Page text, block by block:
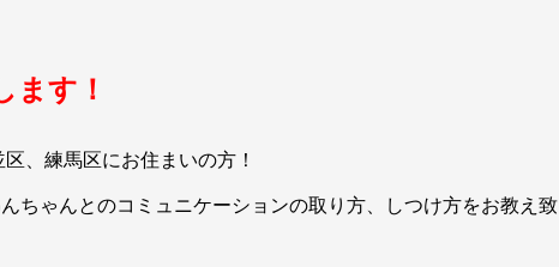
ます！
、練馬区にお住まいの方！
ちゃんとのコミュニケーションの取り方、しつけ方をお教え致